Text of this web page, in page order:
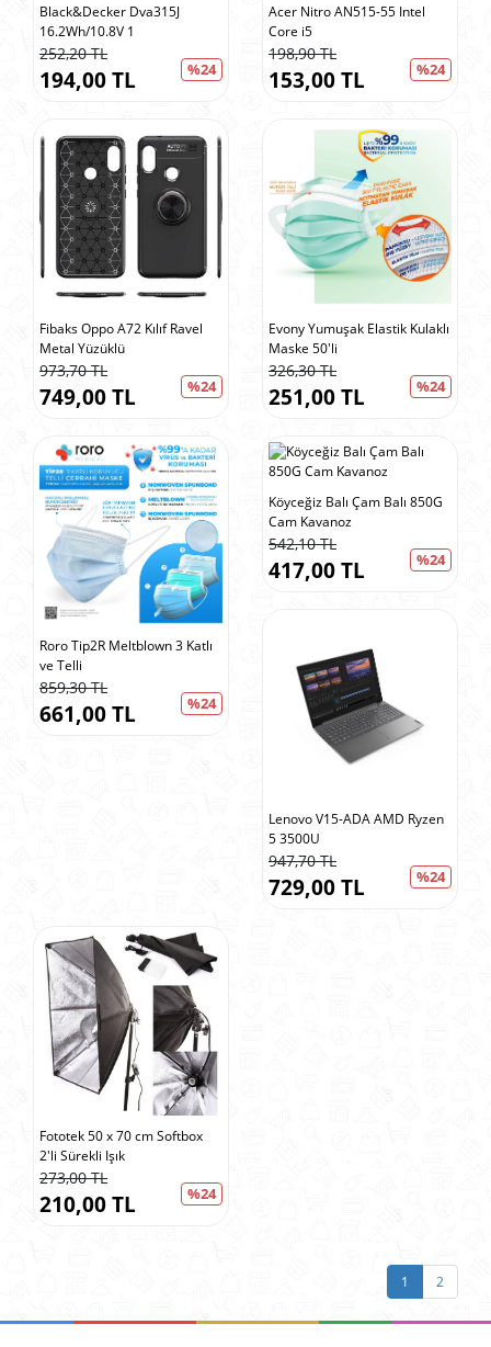
Black&Decker Dva315J
16.2Wh/10.8V 1
252,20 TL
%24
194,00 TL
Acer Nitro AN515-55 Intel
Core i5
198,90 TL
%24
153,00 TL
Fibaks Oppo A72 Kılıf Ravel
Metal Yüzüklü
973,70 TL
%24
749,00 TL
Evony Yumuşak Elastik Kulaklı
Maske 50'li
326,30 TL
%24
251,00 TL
Roro Tip2R Meltblown 3 Katlı
ve Telli
859,30 TL
%24
661,00 TL
Köyceğiz Balı Çam Balı 850G
Cam Kavanoz
542,10 TL
%24
417,00 TL
Lenovo V15-ADA AMD Ryzen
5 3500U
947,70 TL
%24
729,00 TL
Fototek 50 x 70 cm Softbox
2'li Sürekli Işık
273,00 TL
%24
210,00 TL
1 2